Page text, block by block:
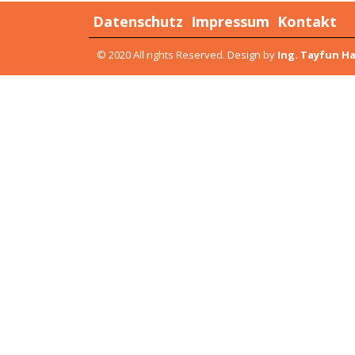
Datenschutz Impressum Kontakt
© 2020 All rights Reserved. Design by Ing. Tayfun